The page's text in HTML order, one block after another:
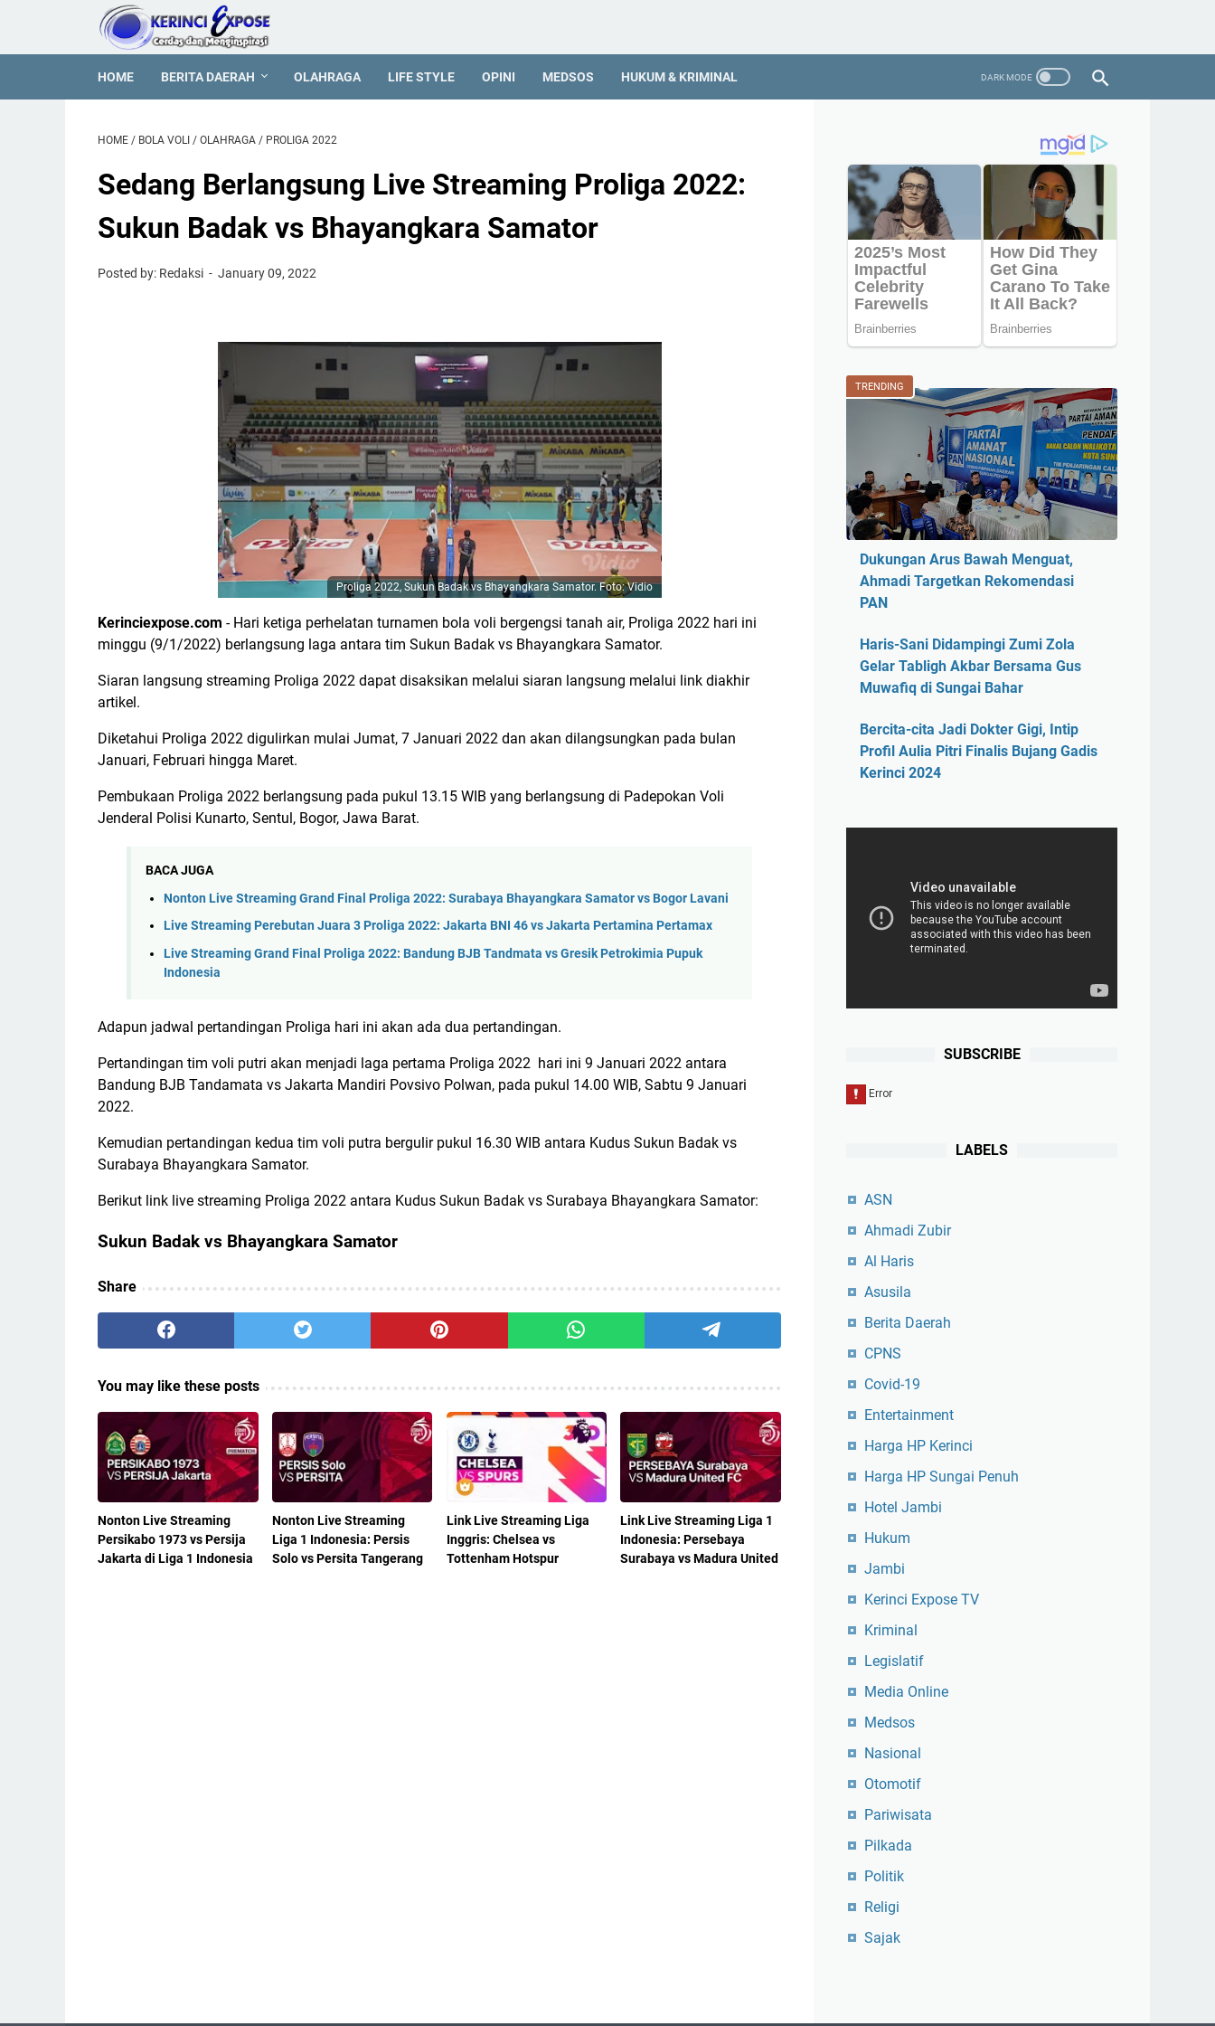
HOME BERITA DAERAH OLAHRAGA LIFE STYLE OPINI MEDSOS HUKUM & KRIMINAL
HOME / BOLA VOLI / OLAHRAGA / PROLIGA 2022
Sedang Berlangsung Live Streaming Proliga 2022:
Sukun Badak vs Bhayangkara Samator
Posted by: Redaksi January 09, 2022
Proliga 2022, Sukun Badak vs Bhayangkara Samator. Foto: Vidio
Kerinciexpose.com - Hari ketiga perhelatan turnamen bola voli bergengsi tanah air, Proliga 2022 hari ini
minggu (9/1/2022) berlangsung laga antara tim Sukun Badak vs Bhayangkara Samator.
Siaran langsung streaming Proliga 2022 dapat disaksikan melalui siaran langsung melalui link diakhir
artikel.
Diketahui Proliga 2022 digulirkan mulai Jumat, 7 Januari 2022 dan akan dilangsungkan pada bulan
Januari, Februari hingga Maret.
Pembukaan Proliga 2022 berlangsung pada pukul 13.15 WIB yang berlangsung di Padepokan Voli
Jenderal Polisi Kunarto, Sentul, Bogor, Jawa Barat.
BACA JUGA
Nonton Live Streaming Grand Final Proliga 2022: Surabaya Bhayangkara Samator vs Bogor Lavani
Live Streaming Perebutan Juara 3 Proliga 2022: Jakarta BNI 46 vs Jakarta Pertamina Pertamax
Live Streaming Grand Final Proliga 2022: Bandung BJB Tandmata vs Gresik Petrokimia Pupuk
Indonesia
Adapun jadwal pertandingan Proliga hari ini akan ada dua pertandingan.
Pertandingan tim voli putri akan menjadi laga pertama Proliga 2022 hari ini 9 Januari 2022 antara
Bandung BJB Tandamata vs Jakarta Mandiri Povsivo Polwan, pada pukul 14.00 WIB, Sabtu 9 Januari
2022.
Kemudian pertandingan kedua tim voli putra bergulir pukul 16.30 WIB antara Kudus Sukun Badak vs
Surabaya Bhayangkara Samator.
Berikut link live streaming Proliga 2022 antara Kudus Sukun Badak vs Surabaya Bhayangkara Samator:
Sukun Badak vs Bhayangkara Samator
Share
You may like these posts
Nonton Live Streaming
Persikabo 1973 vs Persija
Jakarta di Liga 1 Indonesia
Nonton Live Streaming
Liga 1 Indonesia: Persis
Solo vs Persita Tangerang
Link Live Streaming Liga
Inggris: Chelsea vs
Tottenham Hotspur
Link Live Streaming Liga 1
Indonesia: Persebaya
Surabaya vs Madura United
TRENDING
Dukungan Arus Bawah Menguat,
Ahmadi Targetkan Rekomendasi
PAN
Haris-Sani Didampingi Zumi Zola
Gelar Tabligh Akbar Bersama Gus
Muwafiq di Sungai Bahar
Bercita-cita Jadi Dokter Gigi, Intip
Profil Aulia Pitri Finalis Bujang Gadis
Kerinci 2024
SUBSCRIBE
LABELS
ASN
Ahmadi Zubir
Al Haris
Asusila
Berita Daerah
CPNS
Covid-19
Entertainment
Harga HP Kerinci
Harga HP Sungai Penuh
Hotel Jambi
Hukum
Jambi
Kerinci Expose TV
Kriminal
Legislatif
Media Online
Medsos
Nasional
Otomotif
Pariwisata
Pilkada
Politik
Religi
Sajak